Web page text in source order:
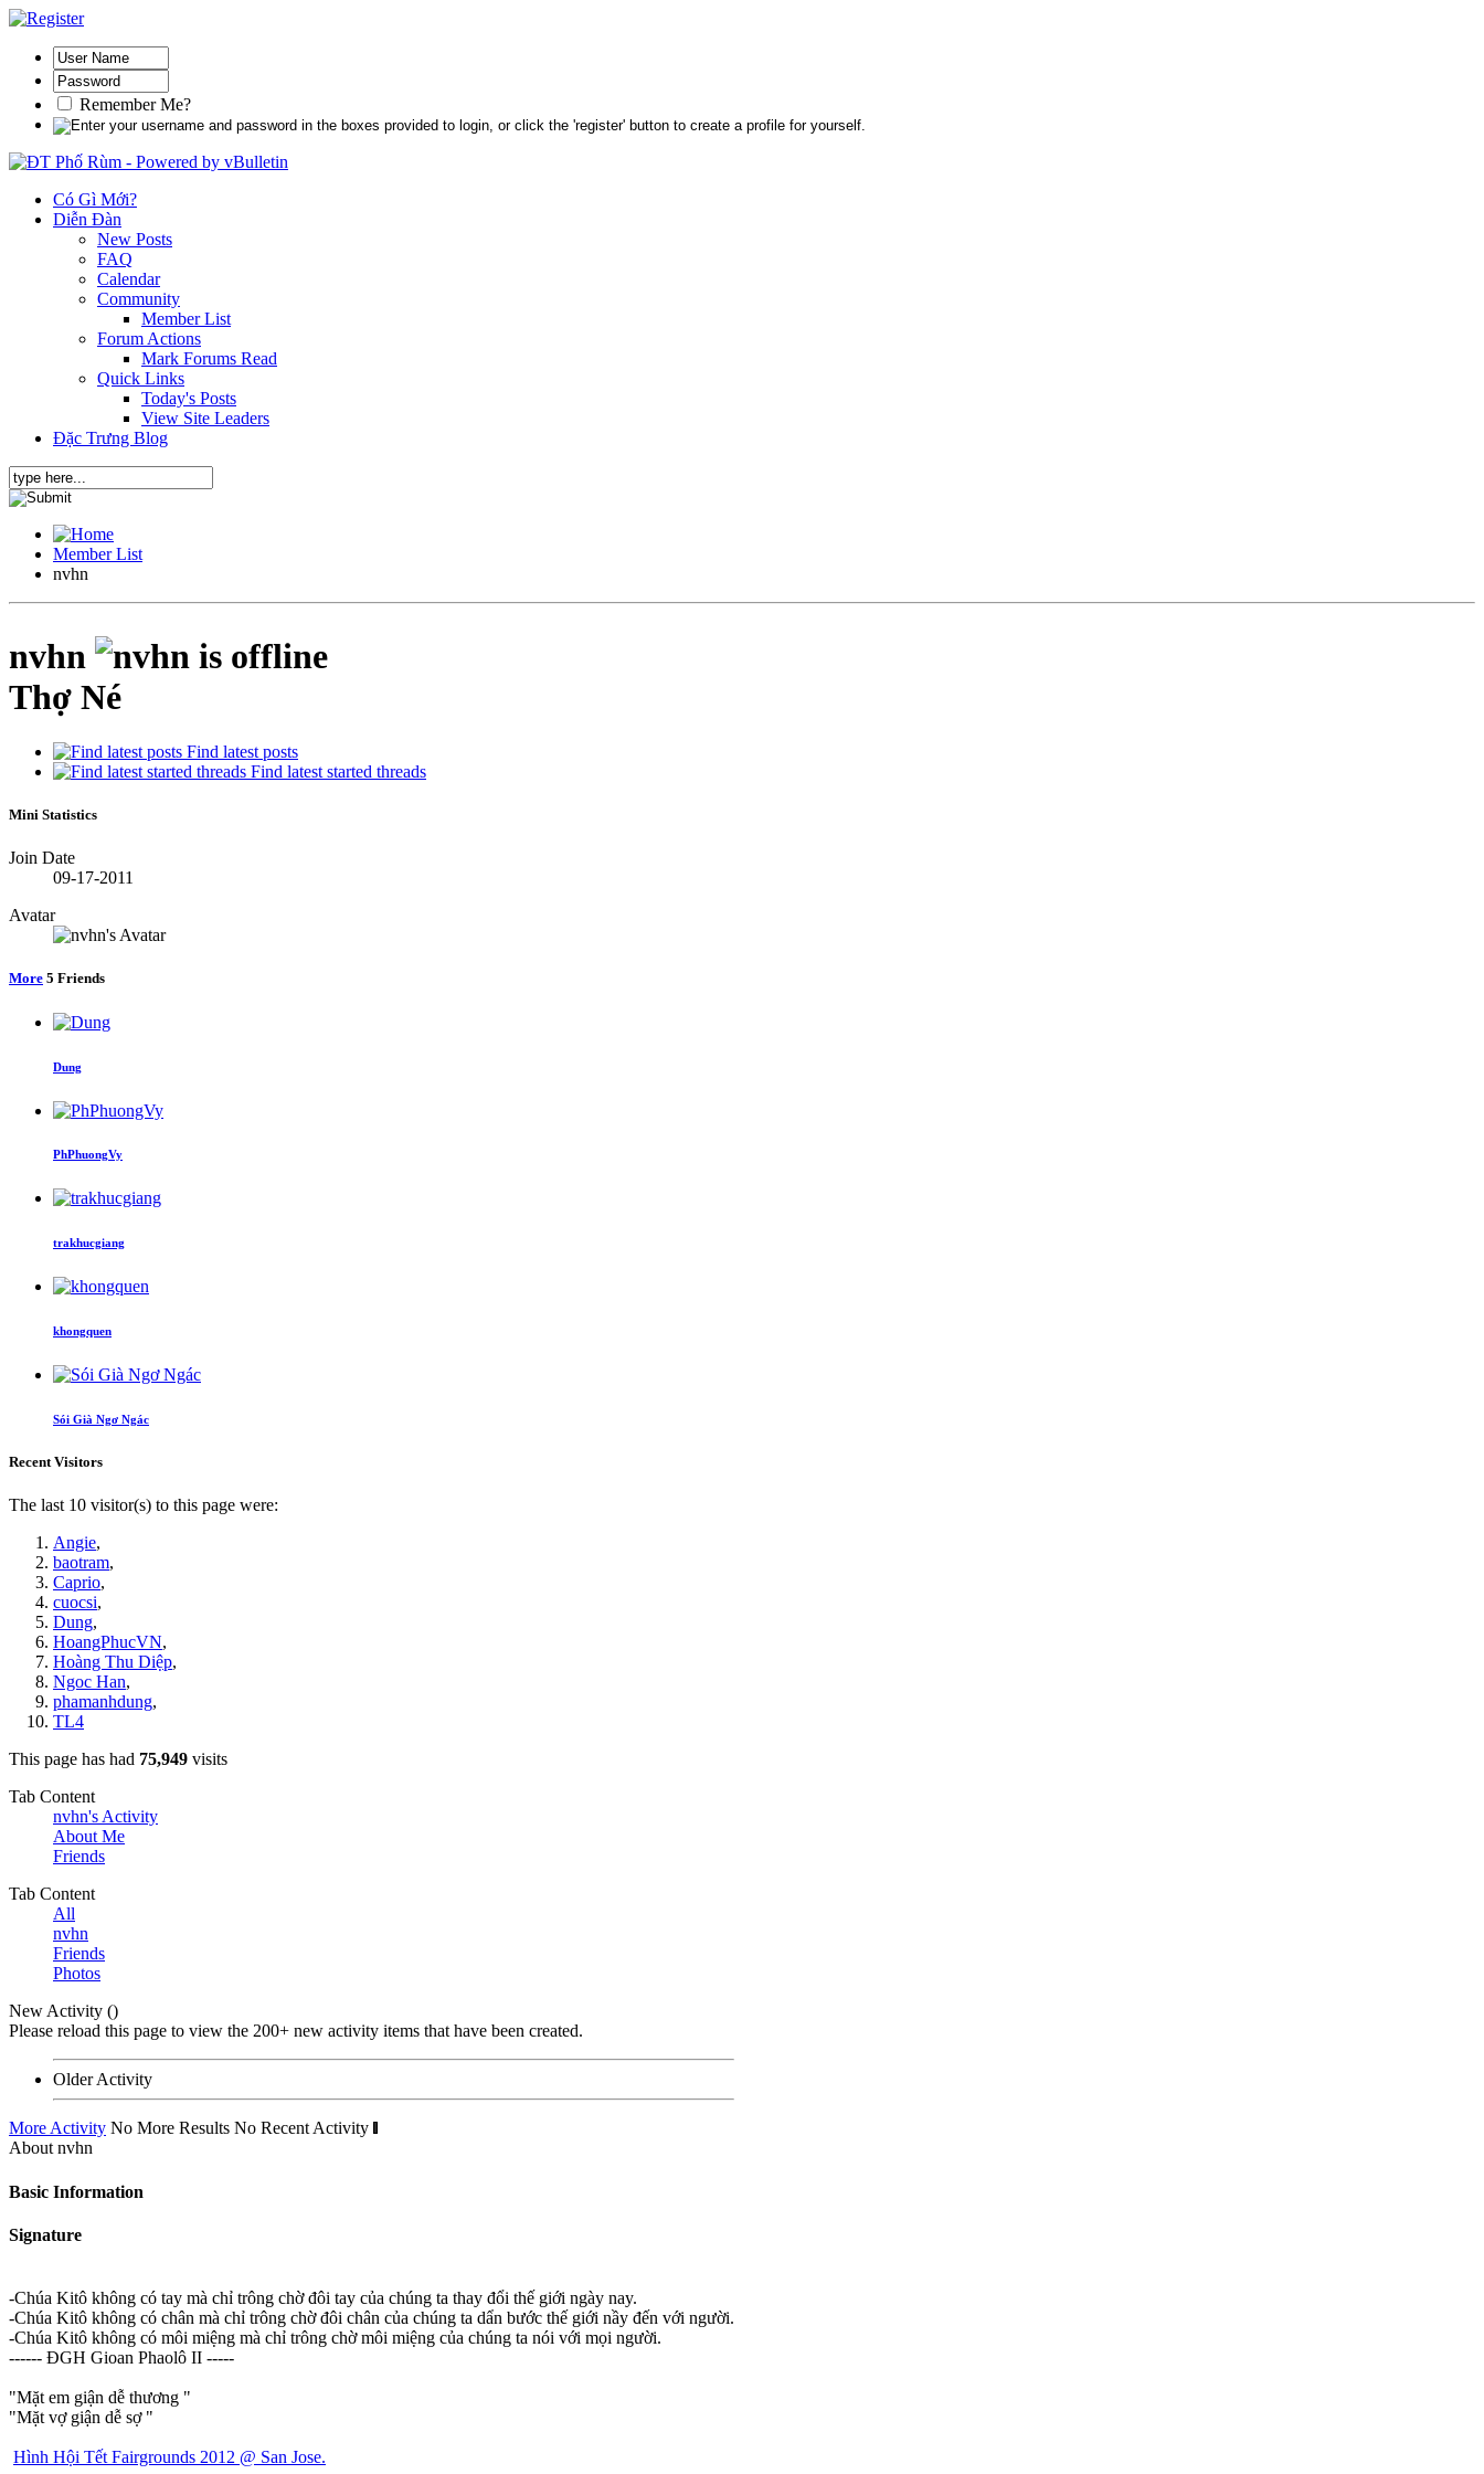
Remember Me?
Có Gì Mới?
Diễn Đàn
New Posts
FAQ
Calendar
Community
Member List
Forum Actions
Mark Forums Read
Quick Links
Today's Posts
View Site Leaders
Đặc Trưng Blog
Member List
nvhn
nvhn
Thợ Né
Find latest posts
Find latest started threads
Mini Statistics
Join Date
09-17-2011
Avatar
More 5 Friends
Dung
PhPhuongVy
trakhucgiang
khongquen
Sói Già Ngơ Ngác
Recent Visitors
The last 10 visitor(s) to this page were:
Angie,
baotram,
Caprio,
cuocsi,
Dung,
HoangPhucVN,
Hoàng Thu Diệp,
Ngoc Han,
phamanhdung,
TL4
This page has had 75,949 visits
Tab Content
nvhn's Activity
About Me
Friends
Tab Content
All
nvhn
Friends
Photos
New Activity ()
Please reload this page to view the 200+ new activity items that have been created.
Older Activity
More Activity No More Results No Recent Activity
About nvhn
Basic Information
Signature
-Chúa Kitô không có tay mà chỉ trông chờ đôi tay của chúng ta thay đổi thế giới ngày nay.
-Chúa Kitô không có chân mà chỉ trông chờ đôi chân của chúng ta dẩn bước thế giới nầy đến với người.
-Chúa Kitô không có môi miệng mà chỉ trông chờ môi miệng của chúng ta nói với mọi người.
------ ĐGH Gioan Phaolô II -----
"Mặt em giận dễ thương "
"Mặt vợ giận dễ sợ "
Hình Hội Tết Fairgrounds 2012 @ San Jose.